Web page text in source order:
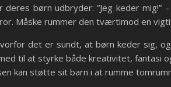
børn udbryder: “Jeg keder
Måske rummer den tværtimod en
det er sundt, at børn keder sig,
til at styrke både kreativitet,
kan støtte sit barn i at rumme